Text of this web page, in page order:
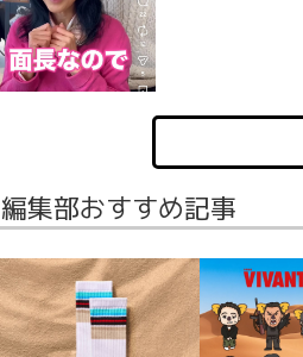
編集部おすすめ記事